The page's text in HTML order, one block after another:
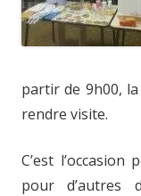
partir de 9h00,
rendre visite.
C’est
pour